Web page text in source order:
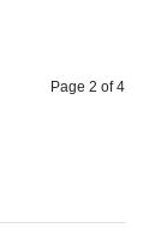
Page 2 of 4